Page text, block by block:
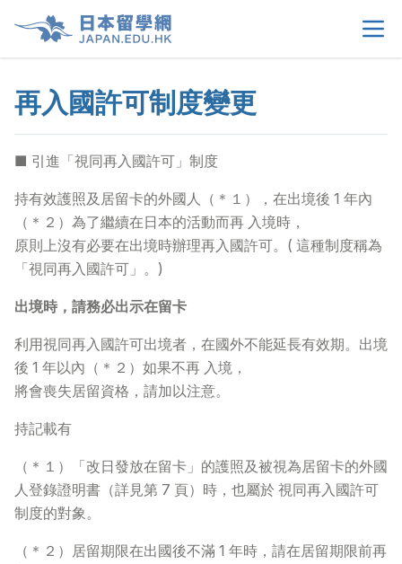
首頁
留學選擇 >
學生須知 >
生活情報
租屋資訊 >
當地申請文件
聯絡我們 >
再入國許可制度變更
■ 引進「視同再入國許可」制度
持有效護照及居留卡的外國人（＊１），在出境後 1 年內
（＊２）為了繼續在日本的活動而再 入境時，
原則上沒有必要在出境時辦理再入國許可。( 這種制度稱為
「視同再入國許可」。)
出境時，請務必出示在留卡
利用視同再入國許可出境者，在國外不能延長有效期。出境
後 1 年以內（＊２）如果不再 入境，
將會喪失居留資格，請加以注意。
持記載有
（＊１）「改日發放在留卡」的護照及被視為居留卡的外國
人登錄證明書（詳見第 7 頁）時，也屬於 視同再入國許可
制度的對象。
（＊２）居留期限在出國後不滿 1 年時，請在居留期限前再